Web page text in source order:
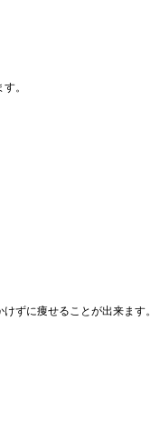
。
ずに痩せることが出来ます。